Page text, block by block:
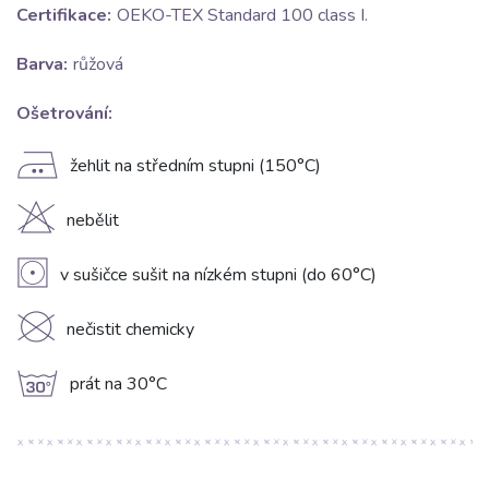
Certifikace: OEKO-TEX Standard 100 class I.
Barva: růžová
Ošetrování:
E žehlit na středním stupni (150°C)
H nebělit
V v sušičce sušit na nízkém stupni (do 60°C)
K nečistit chemicky
g prát na 30°C